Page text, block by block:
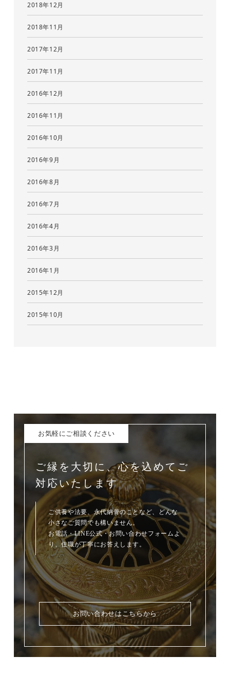
2018年12月
2018年11月
2017年12月
2017年11月
2016年12月
2016年11月
2016年10月
2016年9月
2016年8月
2016年7月
2016年4月
2016年3月
2016年1月
2015年12月
2015年10月
お気軽にご相談ください
ご縁を大切に、心を込めてご
対応いたします
ご供養や法要、永代納骨のことなど、どんな
小さなご質問でも構いません。
お電話・LINE公式・お問い合わせフォームよ
り、住職が丁寧にお答えします。
お問い合わせはこちらから